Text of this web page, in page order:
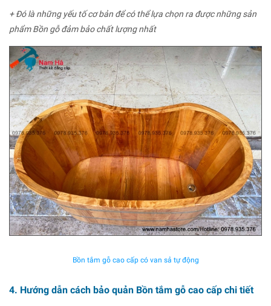
+ Đó là những yếu tố cơ bản để có thể lựa chọn ra được những sản
phẩm Bồn gỗ đảm bảo chất lượng nhất
Bồn tắm gỗ cao cấp có van sả tự động
4. Hướng dẫn cách bảo quản Bồn tắm gỗ cao cấp chi tiết